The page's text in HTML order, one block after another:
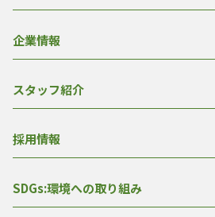
企業情報
スタッフ紹介
採用情報
SDGs:環境への取り組み